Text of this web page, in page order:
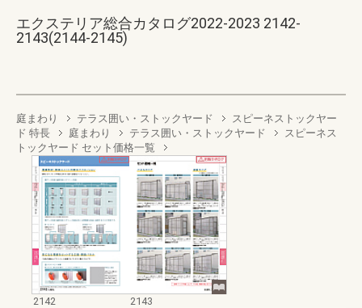
エクステリア総合カタログ2022-2023 2142-
2143(2144-2145)
庭まわり テラス囲い・ストックヤード
スピーネストックヤー
ド 特長
庭まわり テラス囲い・ストックヤード
スピーネス
トックヤード セット価格一覧
2142
2143